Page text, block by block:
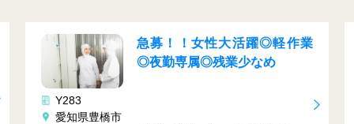
急募！！女性大活躍◎軽作業
◎夜勤専属◎残業少なめ
Y283
愛知県豊橋市